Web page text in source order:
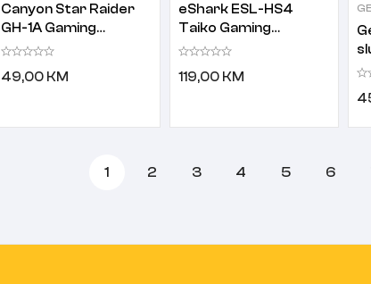
Canyon Star Raider
GH-1A Gaming
slušalice Black
49,00 KM
eShark ESL-HS4
Taiko Gaming
slušalice sa
119,00 KM
1 2 3 4 5 6